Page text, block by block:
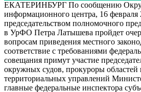
ЕКАТЕРИНБУРГ По сообщению
информационного центра, 16 февраля
председательством полномочного
в УрФО Петра Латышева пройдет
вопросам приведения местного
соответствие с требованиями
совещания примут участие
окружных судов, прокуроры областей
территориальных управлений
главные федеральные инспектора